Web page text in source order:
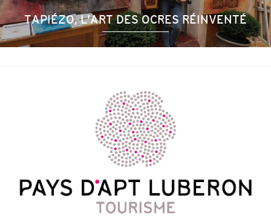
TAPIÉZO, L'ART DES OCRES RÉINVENTÉ